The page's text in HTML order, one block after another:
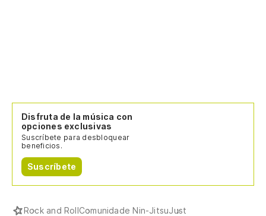
Disfruta de la música con
opciones exclusivas
Suscríbete para desbloquear
beneficios.
Suscríbete
Rock and RollComunidade Nin-JitsuJust